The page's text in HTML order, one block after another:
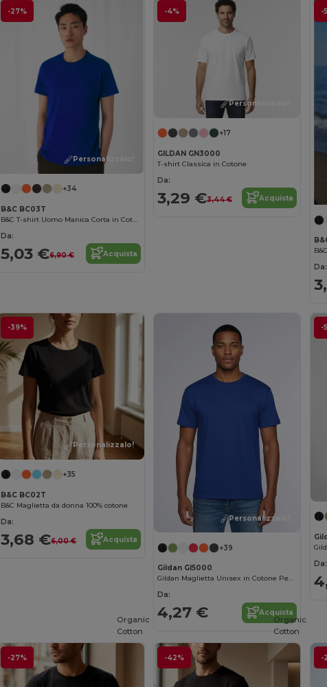
-27%
Personalizzalo!
+34
B&C BC03T
B&C T-shirt Uomo Manica Corta in Cotone Ringspun
Da:
5,03 €6,90 € Acquista
-4%
Personalizzalo!
+17
GILDAN GN3000
T-shirt Classica in Cotone
Da:
3,29 €3,44 € Acquista
-
Da:
-39%
Personalizzalo!
+35
B&C BC02T
B&C Maglietta da donna 100% cotone
Da:
3,68 €6,00 € Acquista
Personalizzalo!
+39
Gildan GI5000
Gildan Maglietta Unisex in Cotone Pesante
Da:
4,27 € Acquista
-
Da:
-27% -42%
Organic
Cotton
-
Organic
Cotton